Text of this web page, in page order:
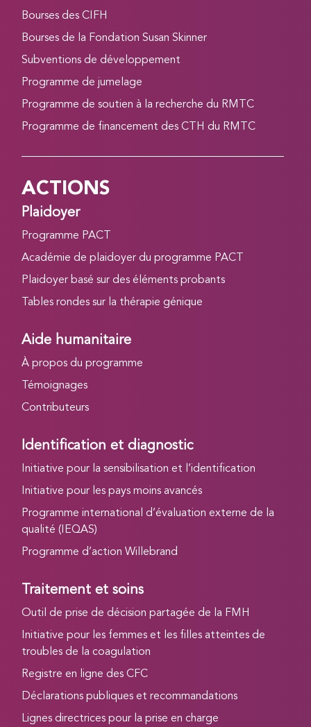
Bourses des CIFH
Bourses de la Fondation Susan Skinner
Subventions de développement
Programme de jumelage
Programme de soutien à la recherche du RMTC
Programme de financement des CTH du RMTC
ACTIONS
Plaidoyer
Programme PACT
Académie de plaidoyer du programme PACT
Plaidoyer basé sur des éléments probants
Tables rondes sur la thérapie génique
Aide humanitaire
À propos du programme
Témoignages
Contributeurs
Identification et diagnostic
Initiative pour la sensibilisation et l’identification
Initiative pour les pays moins avancés
Programme international d’évaluation externe de la
qualité (IEQAS)
Programme d’action Willebrand
Traitement et soins
Outil de prise de décision partagée de la FMH
Initiative pour les femmes et les filles atteintes de
troubles de la coagulation
Registre en ligne des CFC
Déclarations publiques et recommandations
Lignes directrices pour la prise en charge